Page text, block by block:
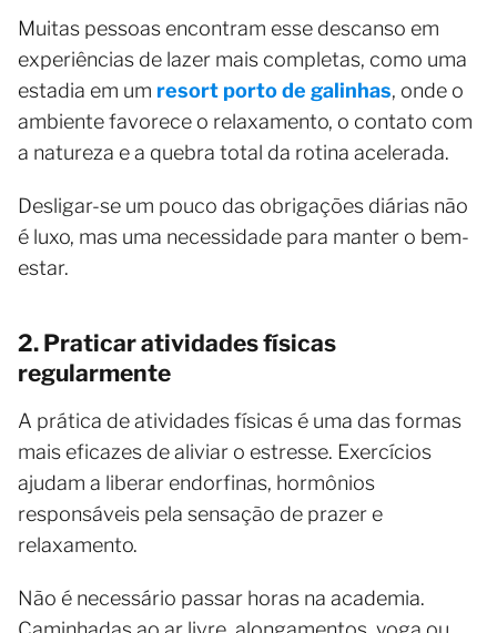
Muitas pessoas encontram esse descanso em
experiências de lazer mais completas, como uma
estadia em um resort porto de galinhas, onde o
ambiente favorece o relaxamento, o contato com
a natureza e a quebra total da rotina acelerada.
Desligar-se um pouco das obrigações diárias não
é luxo, mas uma necessidade para manter o bem-
estar.
2. Praticar atividades físicas
regularmente
A prática de atividades físicas é uma das formas
mais eficazes de aliviar o estresse. Exercícios
ajudam a liberar endorfinas, hormônios
responsáveis pela sensação de prazer e
relaxamento.
Não é necessário passar horas na academia.